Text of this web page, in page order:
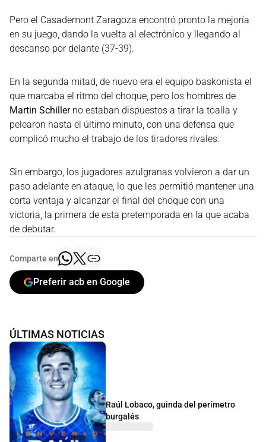
Pero el Casademont Zaragoza encontró pronto la mejoría
en su juego, dando la vuelta al electrónico y llegando al
descanso por delante (37-39).
En la segunda mitad, de nuevo era el equipo baskonista el
que marcaba el ritmo del choque, pero los hombres de
Martin Schillerno estaban dispuestos a tirar la toalla y
pelearon hasta el último minuto, con una defensa que
complicó mucho el trabajo de los tiradores rivales.
Sin embargo, los jugadores azulgranas volvieron a dar un
paso adelante en ataque, lo que les permitió mantener una
corta ventaja y alcanzar el final del choque con una
victoria, la primera de esta pretemporada en la que acaba
de debutar.
Comparte en
Preferir acb en Google
ÚLTIMAS NOTICIAS
Raúl Lobaco, guinda del perímetro
burgalés